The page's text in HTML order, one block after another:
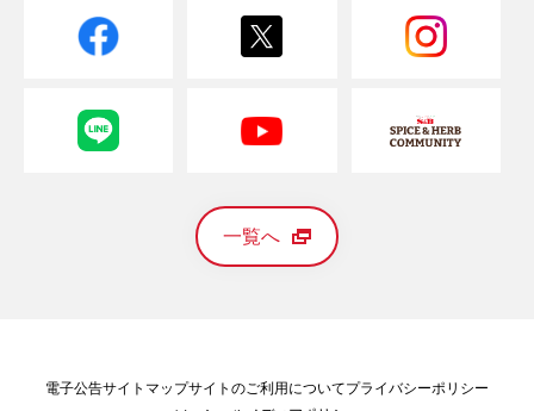
一覧へ
電子公告サイトマップサイトのご利用についてプライバシーポリシー